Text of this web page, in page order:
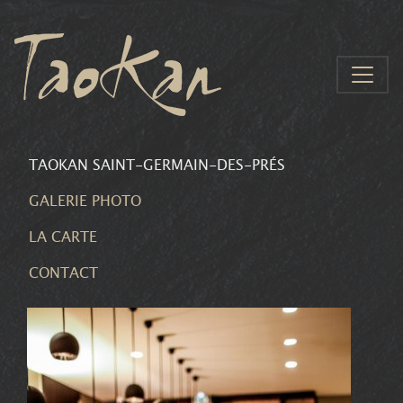
TAOKAN SAINT-GERMAIN-DES-PRÉS
GALERIE PHOTO
LA CARTE
CONTACT
LA CARTE
TAOKAN SAINT-GERMAIN-
DES-PRÉS